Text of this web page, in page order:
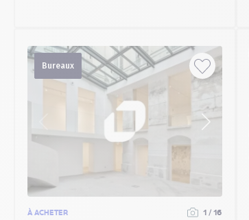
Bureaux
À ACHETER 1 / 16